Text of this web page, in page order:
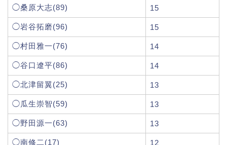
◯桑原大志(89) 15
◯岩谷拓磨(96) 15
◯村田雅一(76) 14
◯谷口遼平(86) 14
◯北津留翼(25) 13
◯瓜生崇智(59) 13
◯野田源一(63) 13
◯南修二(17) 12